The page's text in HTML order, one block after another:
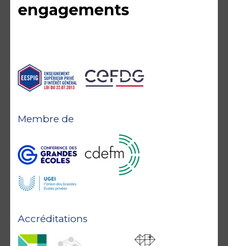
engagements
Accréditations
Membre de